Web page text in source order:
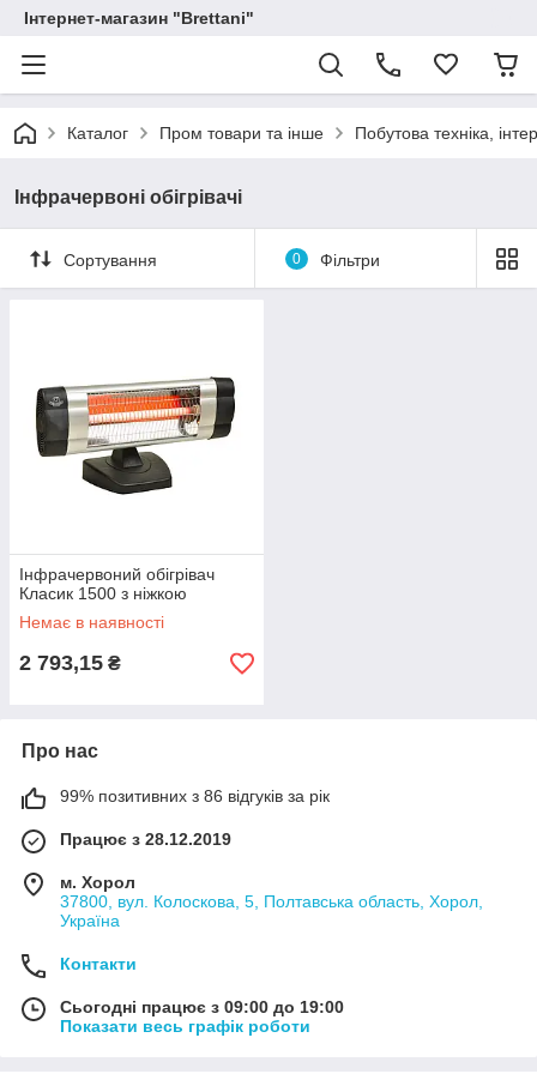
Інтернет-магазин "Brettani"
Каталог Пром товари та інше Побутова техніка,
Інфрачервоні обігрівачі
Сортування 0 Фільтри
Інфрачервоний обігрівач
Класик 1500 з ніжкою
Немає в наявності
2 793,15 ₴
Про нас
99% позитивних з 86 відгуків за рік
Працює з 28.12.2019
м. Хорол
37800, вул. Колоскова, 5, Полтавська область, Хорол,
Україна
Контакти
Сьогодні працює з 09:00 до 19:00
Показати весь графік роботи